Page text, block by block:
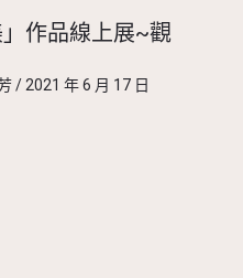
作品線上展~觀
/2021 年 6 月 17 日